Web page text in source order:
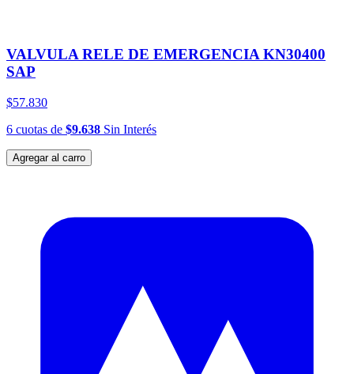
VALVULA RELE DE EMERGENCIA KN30400
SAP
$57.830
6 cuotas de $9.638 Sin Interés
Agregar al carro